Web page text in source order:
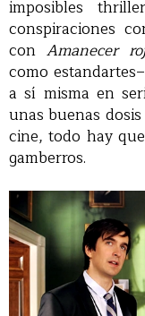
imposibles
conspiraciones
con Amanecer
como
a sí misma en
unas buenas
cine, todo hay
gamberros.